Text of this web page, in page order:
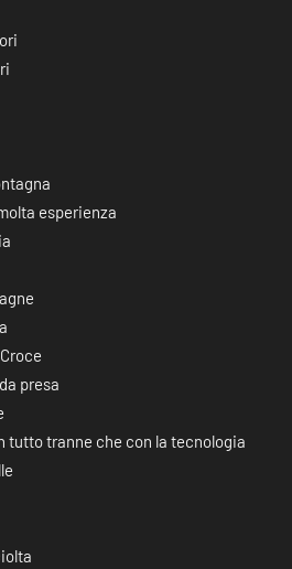
esperienza
presa
tutto tranne che con la tecnologia